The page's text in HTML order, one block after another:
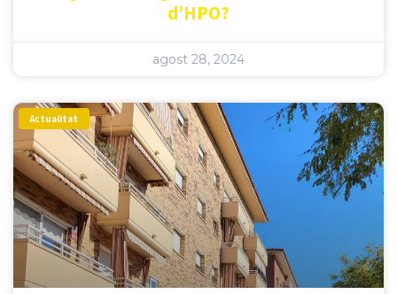
d’HPO?
agost 28, 2024
Actualitat